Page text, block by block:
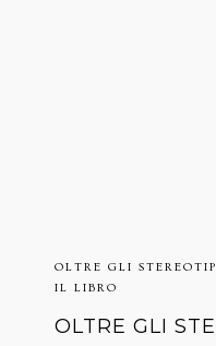
OLTRE GLI
IL LIBRO
OLTRE GLI